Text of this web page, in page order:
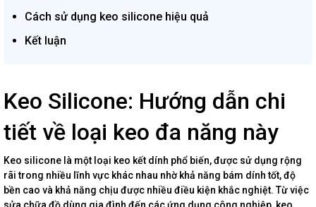
Cách sử dụng keo silicone hiệu quả
Kết luận
Keo Silicone: Hướng dẫn chi
tiết về loại keo đa năng này
Keo silicone là một loại keo kết dính phổ biến, được sử dụng rộng
rãi trong nhiều lĩnh vực khác nhau nhờ khả năng bám dính tốt, độ
bền cao và khả năng chịu được nhiều điều kiện khắc nghiệt. Từ việc